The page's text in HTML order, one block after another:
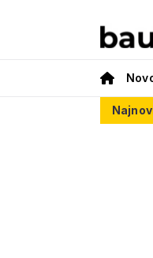
Šareno